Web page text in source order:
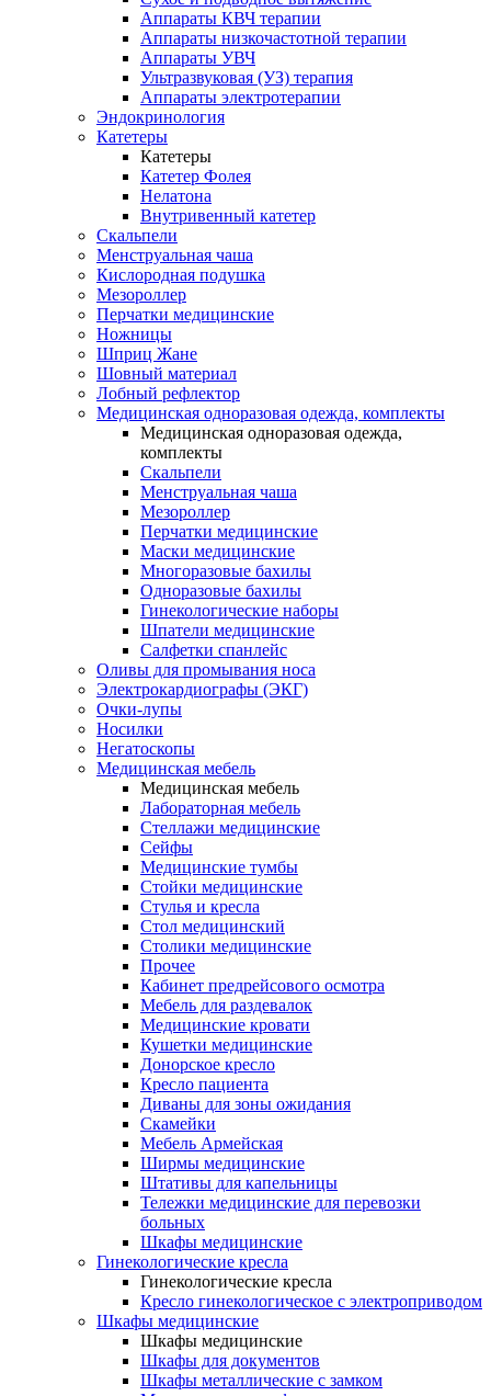
Аппараты КВЧ терапии
Аппараты низкочастотной терапии
Аппараты УВЧ
Ультразвуковая (УЗ) терапия
Аппараты электротерапии
Эндокринология
Катетеры
Катетеры
Катетер Фолея
Нелатона
Внутривенный катетер
Скальпели
Менструальная чаша
Кислородная подушка
Мезороллер
Перчатки медицинские
Ножницы
Шприц Жане
Шовный материал
Лобный рефлектор
Медицинская одноразовая одежда, комплекты
Медицинская одноразовая одежда,
комплекты
Скальпели
Менструальная чаша
Мезороллер
Перчатки медицинские
Маски медицинские
Многоразовые бахилы
Одноразовые бахилы
Гинекологические наборы
Шпатели медицинские
Салфетки спанлейс
Оливы для промывания носа
Электрокардиографы (ЭКГ)
Очки-лупы
Носилки
Негатоскопы
Медицинская мебель
Медицинская мебель
Лабораторная мебель
Стеллажи медицинские
Сейфы
Медицинские тумбы
Стойки медицинские
Cтулья и кресла
Стол медицинский
Столики медицинские
Прочее
Кабинет предрейсового осмотра
Мебель для раздевалок
Медицинские кровати
Кушетки медицинские
Донорское кресло
Кресло пациента
Диваны для зоны ожидания
Скамейки
Мебель Армейская
Ширмы медицинские
Штативы для капельницы
Тележки медицинские для перевозки
больных
Шкафы медицинские
Гинекологические кресла
Гинекологические кресла
Кресло гинекологическое с электроприводом
Шкафы медицинские
Шкафы медицинские
Шкафы для документов
Шкафы металлические с замком